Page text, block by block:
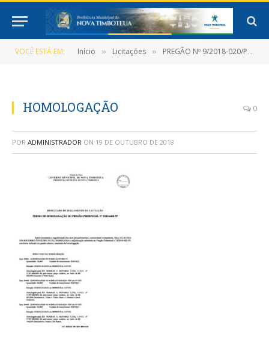
VOCÊ ESTÁ EM: Início » Licitações » PREGÃO Nº 9/2018-020/PMNT-PP-SRP
HOMOLOGAÇÃO 0
POR ADMINISTRADOR ON 19 DE OUTUBRO DE 2018